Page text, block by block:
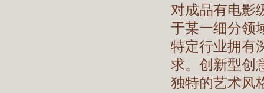
对成品有电影
于某一细分领
特定行业拥有
求。创新型创
独特的艺术风